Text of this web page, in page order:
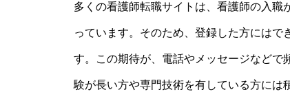
多くの看護師転職サイトは、看護師の入
っています。そのため、登録した方にはで
す。この期待が、電話やメッセージなどで
験が長い方や専門技術を有している方には